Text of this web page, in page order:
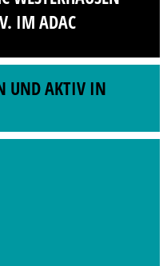
IM ADAC
UND AKTIV IN